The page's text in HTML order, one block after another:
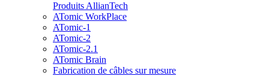
Produits AllianTech
ATomic WorkPlace
ATomic-1
ATomic-2
ATomic-2.1
ATomic Brain
Fabrication de câbles sur mesure